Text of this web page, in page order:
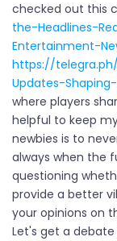
checked out this
the-Headlines-
Entertainment-
https://
Updates-
where players
helpful to keep
newbies is to
always when the
questioning
provide a better
your opinions on
Let's get a